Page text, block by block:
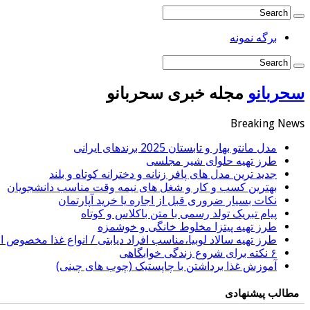
برگه نمونه
سحربانو مجله خبری سحربانو
Breaking News
مدل مانتو بهار و تابستان 2025 برندهای ایرانی
طرز تهیه حلوای شیر مجلسی
جدید ترین مدل های پافر زنانه و دخترانه کوتاه و بلند
بهترین کسب و کار و شغل های نیمه وقت مناسب دانشجویان
نکات بسیار ضروری قبل از اجاره یا خرید آپارتمان
پیام تبریک تولد رسمی با متن باکلاس و کوتاه
طرز تهیه پیتزا مخلوط خانگی و خوشمزه
طرز تهیه سالاد لوبیا،مناسب افراد دیابتی / انواع غذا مخصوص
۶ نکته برای شروع زندگی خوابگاهی
آموزش غذا برداشتن با چاپستیک (چوب های چینی)
مطالب پیشنهادی